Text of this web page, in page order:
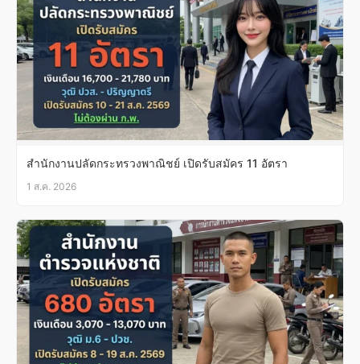
สำนักงานปลัดกระทรวงพาณิชย์ เปิดรับสมัคร 11 อัตรา
1 ส.ค. 2026